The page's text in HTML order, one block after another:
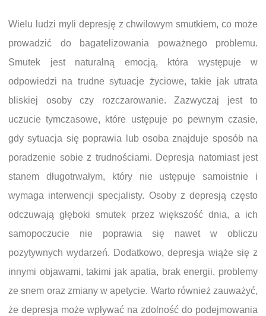
Wielu ludzi myli depresję z chwilowym smutkiem, co może
prowadzić do bagatelizowania poważnego problemu.
Smutek jest naturalną emocją, która występuje w
odpowiedzi na trudne sytuacje życiowe, takie jak utrata
bliskiej osoby czy rozczarowanie. Zazwyczaj jest to
uczucie tymczasowe, które ustępuje po pewnym czasie,
gdy sytuacja się poprawia lub osoba znajduje sposób na
poradzenie sobie z trudnościami. Depresja natomiast jest
stanem długotrwałym, który nie ustępuje samoistnie i
wymaga interwencji specjalisty. Osoby z depresją często
odczuwają głęboki smutek przez większość dnia, a ich
samopoczucie nie poprawia się nawet w obliczu
pozytywnych wydarzeń. Dodatkowo, depresja wiąże się z
innymi objawami, takimi jak apatia, brak energii, problemy
ze snem oraz zmiany w apetycie. Warto również zauważyć,
że depresja może wpływać na zdolność do podejmowania